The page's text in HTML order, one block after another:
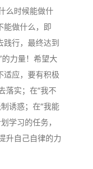
么时候能做什
能做什么，即
践行，最终达到
的力量！希望大
适应，要有积极
落实；在“我不
诱惑；在“我能
学习的任务，
升自己自律的力